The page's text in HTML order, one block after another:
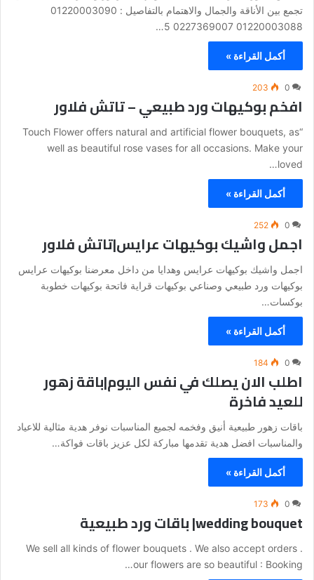
تجمع بين الأناقة والجمال والاهتمام بالتفاصيل : 01220003090
01220003088 0227369007 5…
أكمل القراءة »
0
203
افخم بوكيهات ورد طبيعي – تاتش فلاور
“Touch Flower offers natural and artificial flower bouquets, as
well as beautiful rose vases for all occasions. Make your
loved…
أكمل القراءة »
0
252
اجمل واشيك بوكيهات عرايس|تاتش فلاور
اجمل واشيك بوكيهات عرايس وهدايا من داخل معرضنا بوكيهات عرايس
بوكيهات ورد طبيعي وصناعي بوكيهات قراية فاتحة بوكيهات خطوبة
بوكسات…
أكمل القراءة »
0
184
اطلب الان يصلك في نفس اليوم|باقة زهور
للعيد فاخرة
باقات زهور طبيعية أنيق وفخمه لجميع المناسبات نوفر هدية مثالية للاعياد
والمناسبات افضل هدية تقدمها مباركة لكل عزيز باقات فواكة…
أكمل القراءة »
0
173
wedding bouquet| باقات ورد طبيعية
We sell all kinds of flower bouquets . We also accept orders .
our flowers are so beautiful : Booking…